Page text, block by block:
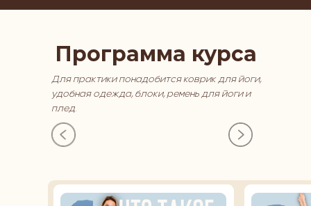
Для практики понадобится коврик для йоги,
удобная одежда, блоки, ремень для йоги и
плед.
Программа курса